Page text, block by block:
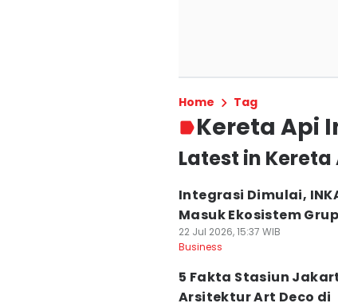
Home Tag
Kereta Api
Latest in
Integrasi Dimulai,
Masuk Ekosistem
22 Jul 2026, 15:37 WIB
Business
5 Fakta Stasiun
Arsitektur Art Deco di